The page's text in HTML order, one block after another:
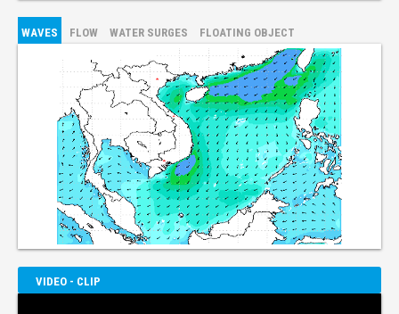
WAVES FLOW WATER SURGES FLOATING OBJECT
VIDEO - CLIP